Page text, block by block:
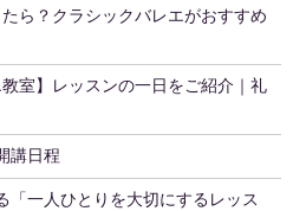
ら？クラシックバレエがおすすめ
室】レッスンの一日をご紹介｜礼
講日程
「一人ひとりを大切にするレッス